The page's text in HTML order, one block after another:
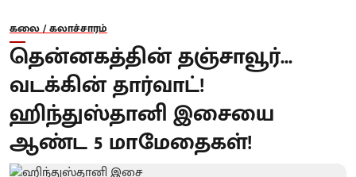
கலை / கலாச்சாரம்
தென்னகத்தின் தஞ்சாவூர்...
வடக்கின் தார்வாட்!
ஹிந்துஸ்தானி இசையை
ஆண்ட 5 மாமேதைகள்!